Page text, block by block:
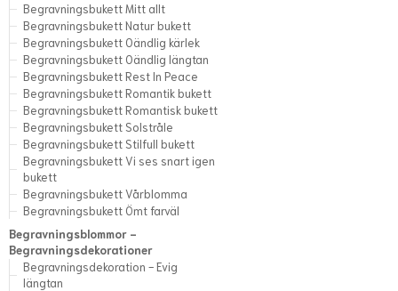
Begravningsbukett Mitt allt
Begravningsbukett Natur bukett
Begravningsbukett Oändlig kärlek
Begravningsbukett Oändlig längtan
Begravningsbukett Rest In Peace
Begravningsbukett Romantik bukett
Begravningsbukett Romantisk bukett
Begravningsbukett Solstråle
Begravningsbukett Stilfull bukett
Begravningsbukett Vi ses snart igen
bukett
Begravningsbukett Vårblomma
Begravningsbukett Ömt farväl
Begravningsblommor -
Begravningsdekorationer
Begravningsdekoration - Evig
längtan